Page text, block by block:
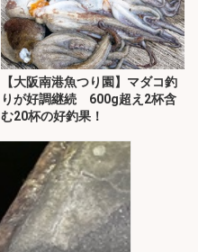
【大阪南港魚つり園】マダコ釣
りが好調継続 600g超え2杯含
む20杯の好釣果！